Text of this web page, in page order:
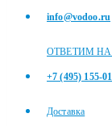
info@vodoo.ru
ОТВЕТИМ
+7 (495) 155-
Доставка